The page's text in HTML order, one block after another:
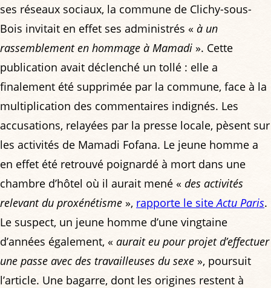
ses réseaux sociaux, la commune de Clichy-sous-
Bois invitait en effet ses administrés « à un
rassemblement en hommage à Mamadi ». Cette
publication avait déclenché un tollé : elle a
finalement été supprimée par la commune, face à la
multiplication des commentaires indignés. Les
accusations, relayées par la presse locale, pèsent sur
les activités de Mamadi Fofana. Le jeune homme a
en effet été retrouvé poignardé à mort dans une
chambre d’hôtel où il aurait mené « des activités
relevant du proxénétisme », rapporte le siteActu Paris.
Le suspect, un jeune homme d’une vingtaine
d’années également, « aurait eu pour projet d’effectuer
une passe avec des travailleuses du sexe », poursuit
l’article. Une bagarre, dont les origines restent à